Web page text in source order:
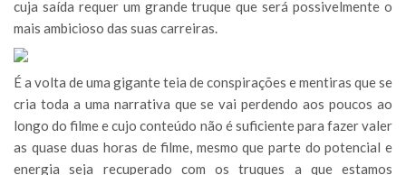
cuja saída requer um grande truque que será possivelmente o
mais ambicioso das suas carreiras.
É a volta de uma gigante teia de conspirações e mentiras que se
cria toda a uma narrativa que se vai perdendo aos poucos ao
longo do filme e cujo conteúdo não é suficiente para fazer valer
as quase duas horas de filme, mesmo que parte do potencial e
energia seja recuperado com os truques a que estamos